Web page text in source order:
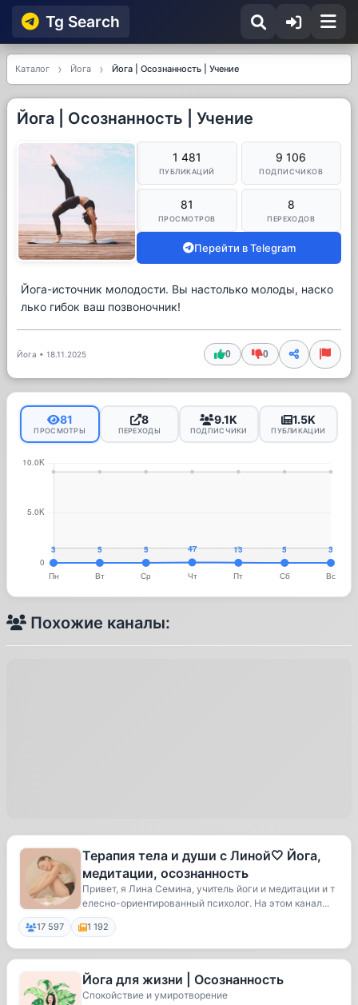
Tg Searсh
Каталог Йога Йога | Осознанность | Учение
Йога | Осознанность | Учение
1 481
ПУБЛИКАЦИЙ
9 106
ПОДПИСЧИКОВ
81
ПРОСМОТРОВ
8
ПЕРЕХОДОВ
Перейти в Telegram
Йога-источник молодости. Вы настолько молоды, наско
лько гибок ваш позвоночник!
Йога • 18.11.2025 0 0
81
ПРОСМОТРЫ
8
ПЕРЕХОДЫ
9.1K
ПОДПИСЧИКИ
1.5K
ПУБЛИКАЦИИ
Похожие каналы:
Терапия тела и души с Линой🤍 Йога,
медитации, осознанность
Привет, я Лина Семина, учитель йоги и медитации и т
елесно-ориентированный психолог. На этом канал...
17 597 1 192
Йога для жизни | Осознанность
Спокойствие и умиротворение